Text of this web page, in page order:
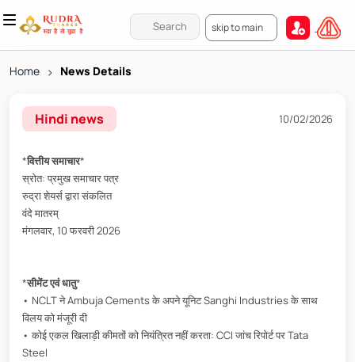
skip to main
Home > News Details
Hindi news 10/02/2026
*वित्तीय समाचार*
स्रोत: प्रमुख समाचार पत्र
रुद्रा शेयर्स द्वारा संकलित
वंदे मातरम्
मंगलवार, 10 फरवरी 2026
*सीमेंट एवं धातु*
• NCLT ने Ambuja Cements के अपने यूनिट Sanghi Industries के साथ
विलय को मंजूरी दी
• कोई एकल खिलाड़ी कीमतों को नियंत्रित नहीं करता: CCI जांच रिपोर्ट पर Tata
Steel